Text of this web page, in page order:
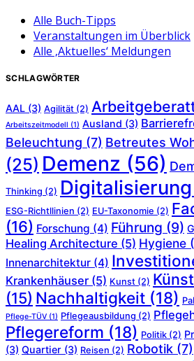
Alle Buch-Tipps
Veranstaltungen im Überblick
Alle ‚Aktuelles‘ Meldungen
SCHLAGWÖRTER
AAL (3) Agilität (2)
Arbeitszeitmodell (1) Ausland (3)
Beleuchtung (7) Betreutes
(25) Demenz (56)
Thinking (2) Digitalisierung
ESG-Richtllinien (2) EU-Taxonomie (2)
(16) Forschung (4) Führung (9)
Healing Architecture (5) Hygiene
Innenarchitektur (4)
Krankenhäuser (5) Kunst (2)
(15) Nachhaltigkeit (18)
Pflege-TÜV (1) Pflegeausbildung (2)
Pflegereform (18) Politik (2)
(3) Quartier (3) Reisen (2) Robotik (7)